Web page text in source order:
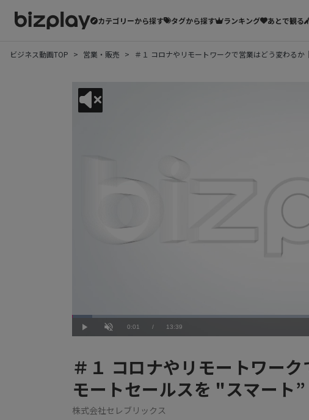
カテゴリーから探す タグから探す ランキング あとで観る
ビジネス動画TOP 営業・販売 ＃１ コロナやリモートワークで営業はどう変わる
Play UnmuteCurrent
0:01 / Duration
13:39
Loaded:
4.40%
＃１ コロナやリモートワー
モートセールスを "スマート
株式会社セレブリックス